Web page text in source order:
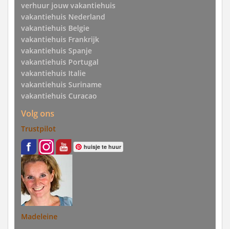
verhuur jouw vakantiehuis
vakantiehuis Nederland
vakantiehuis Belgie
vakantiehuis Frankrijk
vakantiehuis Spanje
vakantiehuis Portugal
vakantiehuis Italie
vakantiehuis Suriname
vakantiehuis Curacao
Volg ons
Trustpilot
huisje te huur
Madeleine